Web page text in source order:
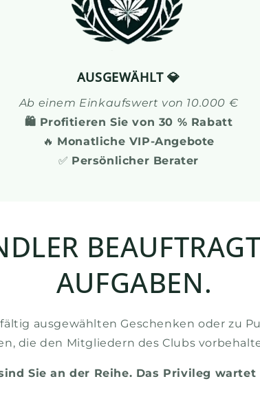
AUSGEWÄHLT 💎
Ab einem Einkaufswert von 10.000 €
🛍️ Profitieren Sie von 30 % Rabatt
🔥 Monatliche VIP-Angebote
✅ Persönlicher Berater
AUFGABEN.
ausgewählten Geschenken oder zu
die den Mitgliedern des Clubs
Sie an der Reihe. Das Privileg wartet